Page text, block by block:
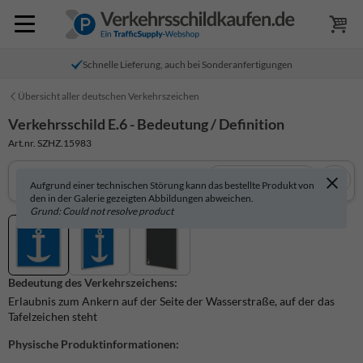
Schnelle Lieferung, auch bei Sonderanfertigungen
Übersicht aller deutschen Verkehrszeichen
Verkehrsschild E.6 - Bedeutung / Definition
Art.nr. SZHZ.15983
Aufgrund einer technischen Störung kann das bestellte Produkt von
den in der Galerie gezeigten Abbildungen abweichen.
Grund: Could not resolve product
In 3D anzeigen
Bedeutung des Verkehrszeichens:
Erlaubnis zum Ankern auf der Seite der Wasser­straße, auf der das
Tafel­zeichen steht
Physische Produktinformationen: